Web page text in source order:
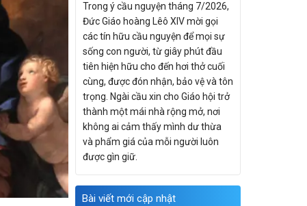
Trong ý cầu nguyện tháng 7/2026,
Đức Giáo hoàng Lêô XIV mời gọi
các tín hữu cầu nguyện để mọi sự
sống con người, từ giây phút đầu
tiên hiện hữu cho đến hơi thở cuối
cùng, được đón nhận, bảo vệ và tôn
trọng. Ngài cầu xin cho Giáo hội trở
thành một mái nhà rộng mở, nơi
không ai cảm thấy mình dư thừa
và phẩm giá của mỗi người luôn
được gìn giữ.
Bài viết mới cập nhật